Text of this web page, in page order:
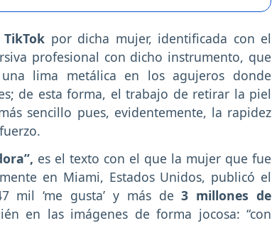
TikTok por dicha mujer, identificada con el
profesional con dicho instrumento, que
lima metálica en los agujeros donde
de esta forma, el trabajo de retirar la piel
sencillo pues, evidentemente, la rapidez
es el texto con el que la mujer que fue
en Miami, Estados Unidos, publicó el
mil ‘me gusta’ y más de3 millones de
en las imágenes de forma jocosa: “con